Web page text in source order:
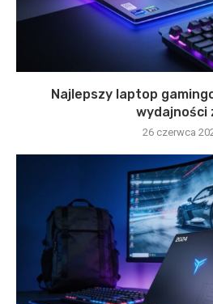
Najlepszy laptop
wydajności
26 czerwca